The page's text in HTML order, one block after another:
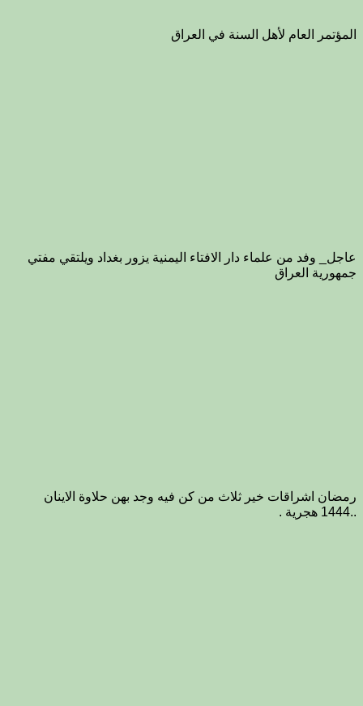
المؤتمر العام لأهل السنة في العراق
عاجل_ وفد من علماء دار الافتاء اليمنية يزور بغداد ويلتقي مفتي
جمهورية العراق
رمضان اشراقات خير ثلاث من كن فيه وجد بهن حلاوة الاينان
..1444 هجرية .